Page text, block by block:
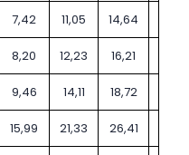
7,42 11,05 14,64
8,20 12,23 16,21
9,46 14,11 18,72
15,99 21,33 26,41